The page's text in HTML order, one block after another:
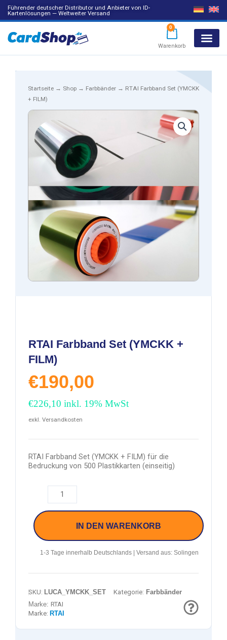
Führender deutscher Distributor und Anbieter von ID-
Kartenlösungen — Weltweiter Versand
0
Warenkorb
Startseite → Shop → Farbbänder → RTAI Farbband Set (YMCKK
+ FILM)
RTAI Farbband Set (YMCKK +
FILM)
€190,00
€226,10 inkl. 19% MwSt
exkl. Versandkosten
RTAI Farbband Set (YMCKK + FILM) für die
Bedruckung von 500 Plastikkarten (einseitig)
IN DEN WARENKORB
1-3 Tage innerhalb Deutschlands | Versand aus: Solingen
SKU: LUCA_YMCKK_SET Kategorie: Farbbänder
Marke: RTAI
Marke: RTAI